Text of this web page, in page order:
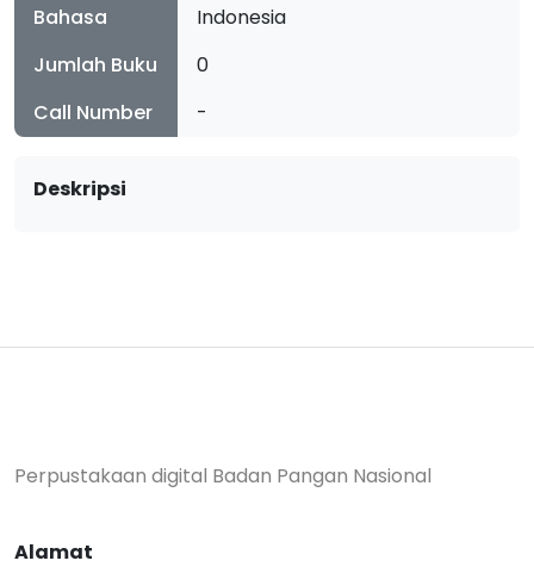
Bahasa
Indonesia
Jumlah Buku
0
Call Number
-
Deskripsi
Perpustakaan digital Badan Pangan Nasional
Alamat